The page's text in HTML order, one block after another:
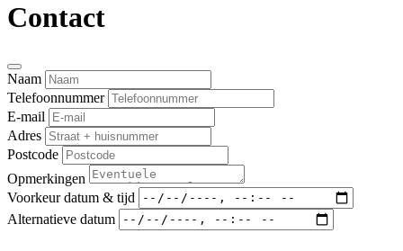
Contact
Naam
Telefoonnummer
E-mail
Adres
Postcode
Opmerkingen
Voorkeur datum & tijd
Alternatieve datum